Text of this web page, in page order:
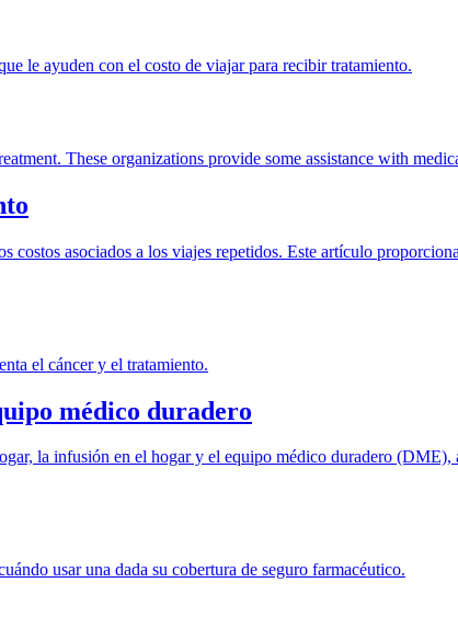
le ayuden con el costo de viajar para recibir tratamiento.
These organizations provide some assistance with
costos asociados a los viajes repetidos. Este artículo
el cáncer y el tratamiento.
médico duradero
la infusión en el hogar y el equipo médico duradero
usar una dada su cobertura de seguro farmacéutico.